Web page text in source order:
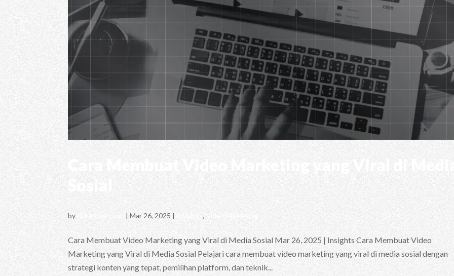
by |Mar 26, 2025 | Insights,
Cara Membuat Video Marketing yang Viral di Media Sosial Mar 26, 2025 | Insights Cara Membuat Video
Marketing yang Viral di Media Sosial Pelajari cara membuat video marketing yang viral di media sosial dengan
strategi konten yang tepat, pemilihan platform, dan teknik...